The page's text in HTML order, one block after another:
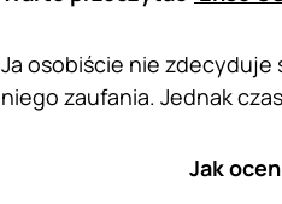
Ja osobiście nie zdecyduje
niego zaufania. Jednak
Jak